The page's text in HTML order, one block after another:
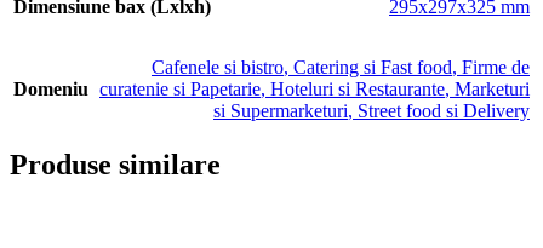
Dimensiune bax (Lxlxh) 295x297x325 mm
Domeniu
Cafenele si bistro, Catering si Fast food, Firme de
curatenie si Papetarie, Hoteluri si Restaurante, Marketuri
si Supermarketuri, Street food si Delivery
Produse similare